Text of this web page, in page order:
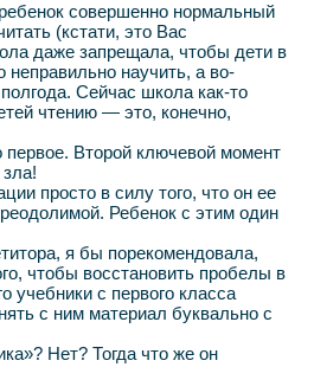
совершенно нормальный
(кстати, это Вас
даже запрещала, чтобы дети в
неправильно научить, а во-
Сейчас школа как-то
чтению — это, конечно,
Второй ключевой момент
просто в силу того, что он ее
Ребенок с этим один
я бы порекомендовала,
чтобы восстановить пробелы в
учебники с первого класса
с ним материал буквально с
Нет? Тогда что же он